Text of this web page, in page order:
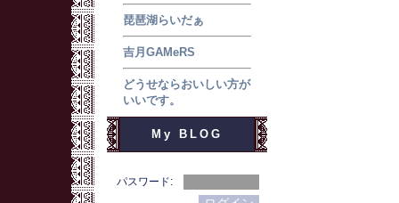
琵琶湖らいだぁ
吉月GAMeRS
どうせならおいしい方が
いいです。
My BLOG
パスワード: